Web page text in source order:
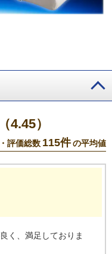
（4.45）
評価総数 115件の平均値
く、満足しておりま